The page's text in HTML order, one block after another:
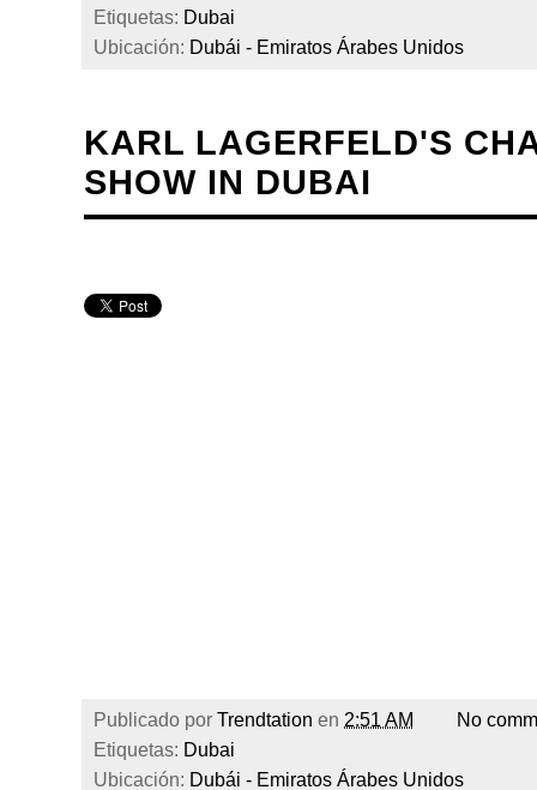
Etiquetas: Dubai
Ubicación: Dubái - Emiratos Árabes Unidos
KARL LAGERFELD'S
SHOW IN DUBAI
Publicado por Trendtation en 2:51 AM
No
Etiquetas: Dubai
Ubicación: Dubái - Emiratos Árabes Unidos